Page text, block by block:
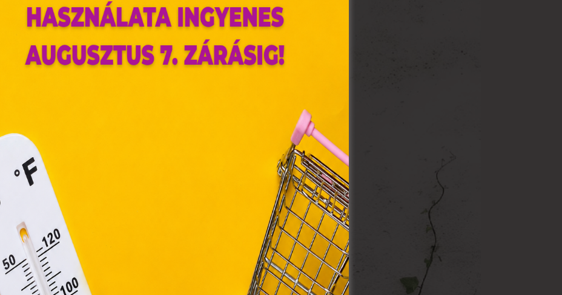
Ez az oldal sütiket használ
Weboldalunkon „cookie"-kat (továbbiakban „süti") alkalmazunk. Ezek olyan
fájlok, melyek információt tárolnak webes böngészőjében. Ehhez az Ön
elektronikus kereskedelmi szolgáltatások, az információs társadalommal
összefüggő szolgáltatások egyes kérdéseiről szóló 2001. évi CVIII.
törvény, valamint az Európai Unió előírásainak megfelelően használjuk. Azon
weblapoknak, melyek az Európai Unió országain belül működnek, a „sütik"
használatához, és ezeknek a felhasználó számítógépén vagy egyéb
eszközén történő tárolásához a felhasználók hozzájárulását kell kérniük.
Módosítom a beállításokat